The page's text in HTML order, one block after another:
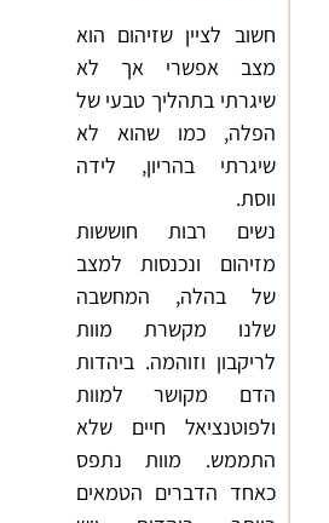
חשוב לציין שזיהום הוא
מצב אפשרי אך לא
שיגרתי בתהליך טבעי של
הפלה, כמו שהוא לא
שיגרתי בהריון, לידה
ווסת.
נשים רבות חוששות
מזיהום ונכנסות למצב
של בהלה, המחשבה
שלנו מקשרת מוות
לריקבון וזוהמה. ביהדות
הדם מקושר למוות
ולפוטנציאל חיים שלא
התממש. מוות נתפס
כאחד הדברים הטמאים